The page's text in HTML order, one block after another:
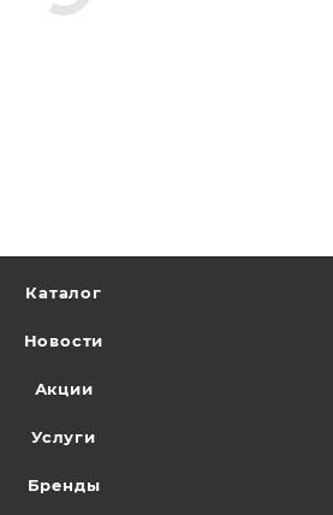
Каталог
Новости
Акции
Услуги
Бренды